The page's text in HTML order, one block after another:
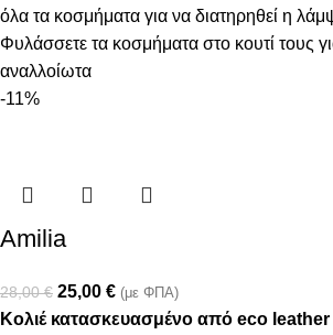
όλα τα κοσμήματα για να διατηρηθεί η
Φυλάσσετε τα κοσμήματα στο κουτί τους
αναλλοίωτα
-11%
Amilia
28,00€ 25,00 € (με ΦΠΑ)
Κολιέ κατασκευασμένο από eco leather